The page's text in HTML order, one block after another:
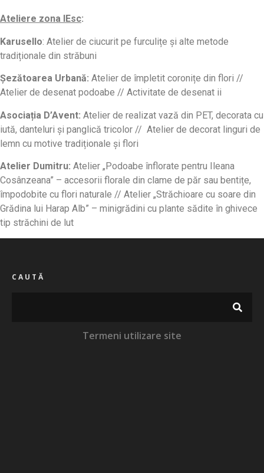
Ateliere zona IEsc:
Karusello: Atelier de ciucurit pe furculițe și alte metode
tradiționale din străbuni
Șezătoarea Urbană: Atelier de împletit coronițe din flori //
Atelier de desenat podoabe // Activitate de desenat ii
Asociația D’Avent: Atelier de realizat vază din PET, decorata cu
iută, danteluri și panglică tricolor // Atelier de decorat linguri de
lemn cu motive tradiționale și flori
Atelier Dumitru: Atelier „Podoabe înflorate pentru Ileana
Cosânzeana” – accesorii florale din clame de păr sau bentițe,
împodobite cu flori naturale // Atelier „Străchioare cu soare din
Grădina lui Harap Alb” – minigrădini cu plante sădite în ghivece
tip străchini de lut
CAUTĂ
Termeni utilizare site